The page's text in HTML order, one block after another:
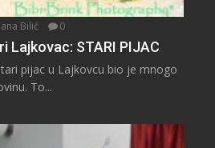
Bilić 0
Lajkovac: STARI PIJAC
pijac u Lajkovcu bio je mnogo
To...